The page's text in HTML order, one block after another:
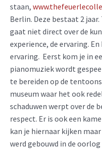
staan,
Berlin. Deze bestaat 2
gaat niet direct over de
experience, de ervaring.
ervaring. Eerst kom je in
pianomuziek wordt
te bereiden op de
museum waar het ook
schaduwen werpt over de
respect. Er is ook een
kan je hiernaar kijken
werd gebouwd in de